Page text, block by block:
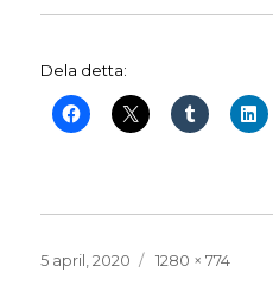
Dela detta:
Publicerat
5 april, 2020
Full
1280 × 774